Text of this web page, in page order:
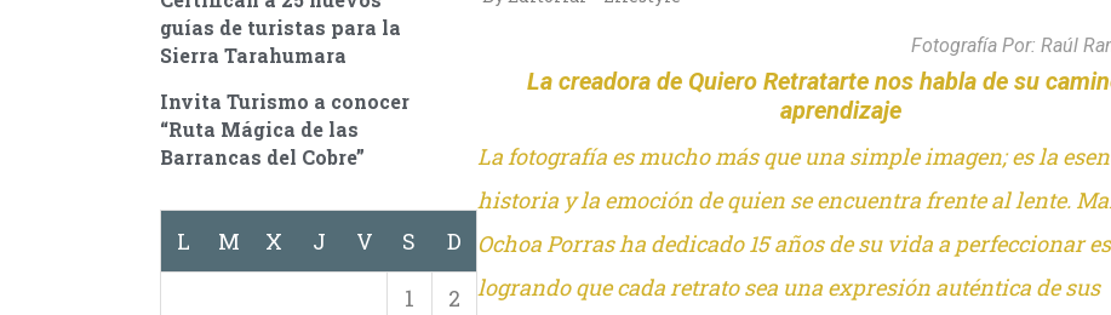
guías de turistas para la
Sierra Tarahumara
Invita Turismo a conocer
“Ruta Mágica de las
Barrancas del Cobre”
L M X J V S
D
1
2
Fotografía Por: Raúl
La creadora de Quiero Retratarte nos habla de su
aprendizaje
La fotografía es mucho más que una simple imagen; es la
historia y la emoción de quien se encuentra frente al lente.
Ochoa Porras ha dedicado 15 años de su vida a perfeccionar
logrando que cada retrato sea una expresión auténtica de sus